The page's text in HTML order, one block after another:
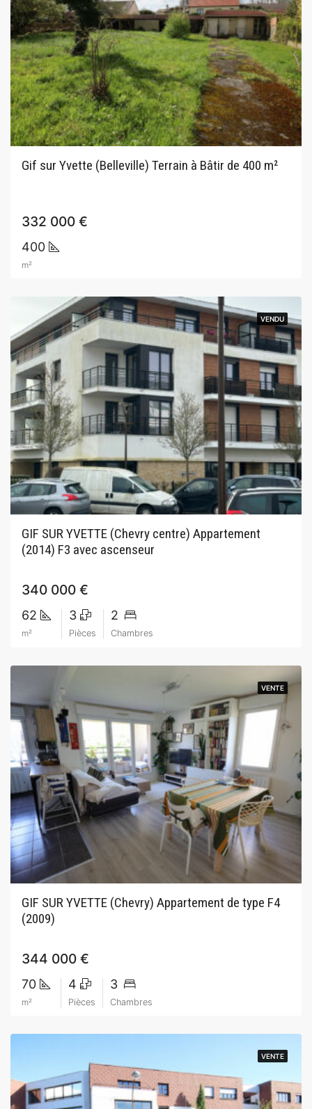
Gif sur Yvette (Belleville) Terrain à Bâtir de 400 m²
332 000 €
400
m²
VENDU
VENDU
GIF SUR YVETTE (Chevry centre) Appartement
(2014) F3 avec ascenseur
340 000 €
62
m²
3
Pièces
2
Chambres
VENTE
VENTE
GIF SUR YVETTE (Chevry) Appartement de type F4
(2009)
344 000 €
70
m²
4
Pièces
3
Chambres
VENTE
VENTE